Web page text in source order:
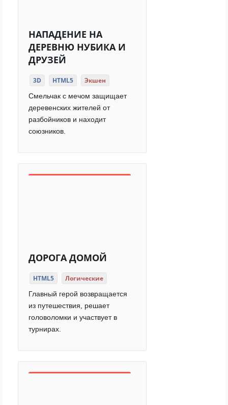
НАПАДЕНИЕ НА
ДЕРЕВНЮ НУБИКА И
ДРУЗЕЙ
3D HTML5 Экшен
Смельчак с мечом защищает
деревенских жителей от
разбойников и находит
союзников.
ДОРОГА ДОМОЙ
HTML5 Логические
Главный герой возвращается
из путешествия, решает
головоломки и участвует в
турнирах.